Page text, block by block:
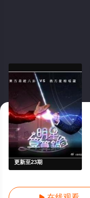
更新至23期